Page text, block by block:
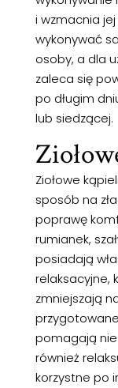
i wzmacnia
wykonywać
osoby, a dla
zaleca się
po długim
lub siedzącej.
Ziołowe
sposób na
poprawę
rumianek,
posiadają
relaksacyjne,
zmniejszają
pomagają nie
również
korzystne po